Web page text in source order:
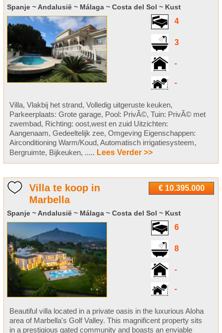
Spanje ~ Andalusië ~ Málaga ~ Costa del Sol ~ Kust
4
3
-
-
Villa, Vlakbij het strand, Volledig uitgeruste keuken,
Parkeerplaats: Grote garage, Pool: PrivÃ©, Tuin: PrivÃ© met
zwembad, Richting: oost,west en zuid Uitzichten:
Aangenaam, Gedeeltelijk zee, Omgeving Eigenschappen:
Airconditioning Warm/Koud, Automatisch irrigatiesysteem,
Bergruimte, Bijkeuken, ..... Lees Verder >>
€ 10.395.000
Villa te koop in
Marbella
Spanje ~ Andalusië ~ Málaga ~ Costa del Sol ~ Kust
6
8
-
-
Beautiful villa located in a private oasis in the luxurious Aloha
area of Marbella's Golf Valley. This magnificent property sits
in a prestigious gated community and boasts an enviable